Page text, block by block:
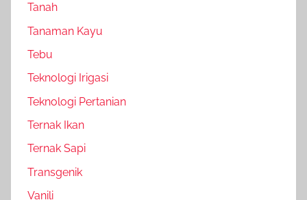
Tanah
Tanaman Kayu
Tebu
Teknologi Irigasi
Teknologi Pertanian
Ternak Ikan
Ternak Sapi
Transgenik
Vanili